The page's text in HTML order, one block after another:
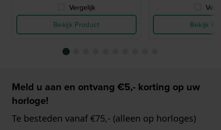
Vergelijk
Bekijk Product
Bekijk
Meld u aan en ontvang €5,- korting op uw
horloge!
Te besteden vanaf €75,- (alleen op horloges)